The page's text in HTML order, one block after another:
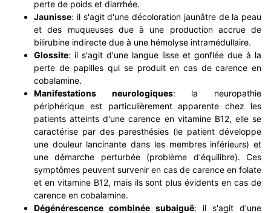
perte de poids et diarrhée.
Jaunisse: il s'agit d'une décoloration jaunâtre de la peau
et des muqueuses due à une production accrue de
bilirubine indirecte due à une hémolyse intramédullaire.
Glossite: il s'agit d'une langue lisse et gonflée due à la
perte de papilles qui se produit en cas de carence en
cobalamine.
Manifestations neurologiques: la neuropathie
périphérique est particulièrement apparente chez les
patients atteints d'une carence en vitamine B12, elle se
caractérise par des paresthésies (le patient développe
une douleur lancinante dans les membres inférieurs) et
une démarche perturbée (problème d'équilibre). Ces
symptômes peuvent survenir en cas de carence en folate
et en vitamine B12, mais ils sont plus évidents en cas de
carence en cobalamine.
Dégénérescence combinée subaiguë: il s'agit d'une